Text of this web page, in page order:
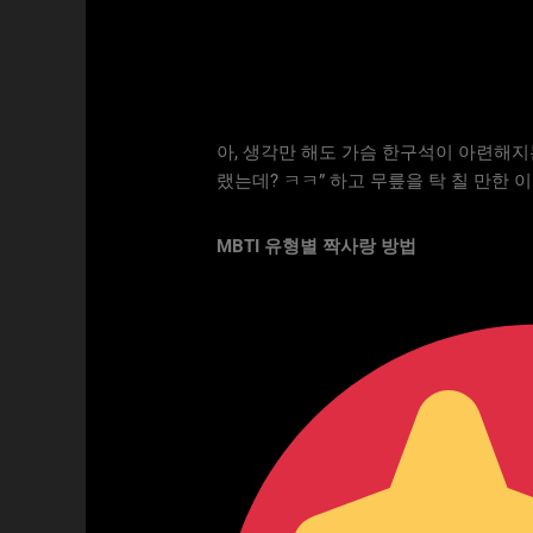
아, 생각만 해도 가슴 한구석이 아련해
랬는데? ㅋㅋ” 하고 무릎을 탁 칠 만한
MBTI 유형별 짝사랑 방법